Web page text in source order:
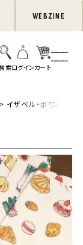
WEBZINE
イザベル・ボワノ